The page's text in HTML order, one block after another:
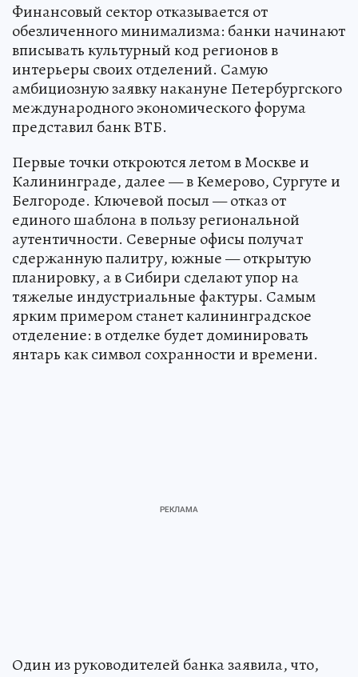
Финансовый сектор отказывается от
обезличенного минимализма: банки начинают
вписывать культурный код регионов в
интерьеры своих отделений. Самую
амбициозную заявку накануне Петербургского
международного экономического форума
представил банк ВТБ.
Первые точки откроются летом в Москве и
Калининграде, далее — в Кемерово, Сургуте и
Белгороде. Ключевой посыл — отказ от
единого шаблона в пользу региональной
аутентичности. Северные офисы получат
сдержанную палитру, южные — открытую
планировку, а в Сибири сделают упор на
тяжелые индустриальные фактуры. Самым
ярким примером станет калининградское
отделение: в отделке будет доминировать
янтарь как символ сохранности и времени.
Один из руководителей банка заявила, что,